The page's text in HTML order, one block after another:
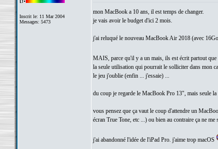
Inscrit le: 11 Mar 2004
Messages: 5473
mon MacBook a 10 ans, il est temps de changer.
je vais avoir le budget d'ici 2 mois.
j'ai reluqué le nouveau MacBook Air 2018 (avec
MAIS, parce qu'il y a un mais, ils est écrit partout
la seule utilisation qui pourrait le solliciter dans mon
le jeu j'oublie (enfin ... j'essaie) ...
du coup je regarde le MacBook Pro 13", mais seule
vous pensez que ça vaut le coup d'attendre un
écran True Tone, etc ...) ou bien au contraire ça ne
j'ai abandonné l'idée de l'iPad Pro. j'aime trop macOS